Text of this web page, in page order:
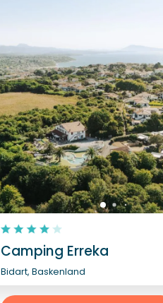
Camping Erreka
Bidart, Baskenland